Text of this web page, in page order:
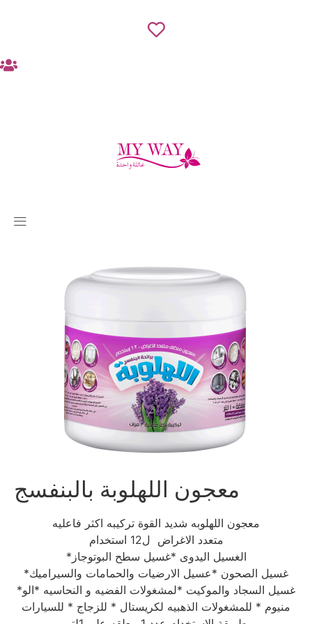
معجون اللهلوبة بالبنفسج
معجون اللهلوبه شديد القوة تركيبه اكثر فاعليه
متعدد الاغراض ل12 استخدام
*الغسيل اليدوى *غسيل سطح البوتوجاز
*غسيل الصحون *عسيل الارضيات والحمامات والسيراميك
*غسيل السجاد والموكيت *لمشغولات الفضيه و النحاسيه *الو
منيوم * للمشغولات الذهبيه لكريستال * للزجاج * للسيارات